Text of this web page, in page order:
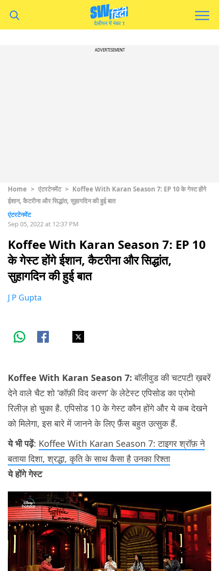
ADVERTISEMENT
Home > एंटरटेनमेंट > Koffee With Karan Season 7: EP 10 के गेस्ट होंगे
ईशान, कैटरीना और सिद्धांत, सुहागदिन की हुई बात
एंटरटेनमेंट
Sep 05, 2022 at 12:37 PM
Koffee With Karan Season 7: EP 10
के गेस्ट होंगे ईशान, कैटरीना और सिद्धांत,
सुहागदिन की हुई बात
J P Gupta
Koffee With Karan Season 7:बॉलीवुड की चटपटी ख़बरें
देने वाले चैट शो ‘कॉफ़ी विद करण’ के लेटेस्ट एपिसोड का प्रोमो
रिलीज़ हो चुका है. एपिसोड 10 के गेस्ट कौन होंगे और ये कब देखने
को मिलेगा, इस बारे में जानने के लिए फ़ैंस बहुत उत्सुक हैं.
ये भी पढ़ें: Koffee With Karan Season 7: टाइगर श्रॉफ़ ने
बताया दिशा, श्रद्धा, कृति के साथ कैसा है उनका रिश्ता
ये होंगे गेस्ट